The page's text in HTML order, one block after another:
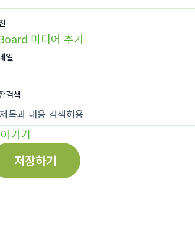
미디어 추가
일
검색
가기
저장하기